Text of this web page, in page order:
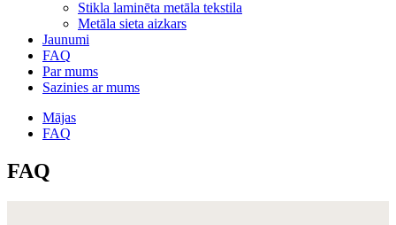
Stikla laminēta metāla tekstila
Metāla sieta aizkars
Jaunumi
FAQ
Par mums
Sazinies ar mums
Mājas
FAQ
FAQ